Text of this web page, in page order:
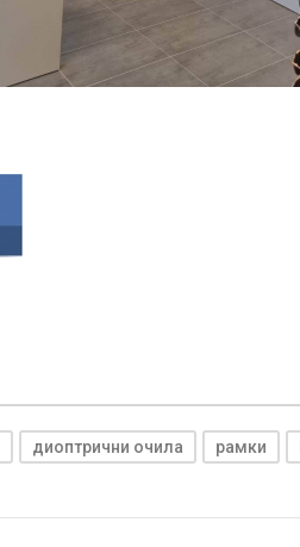
диоптрични очила рамки